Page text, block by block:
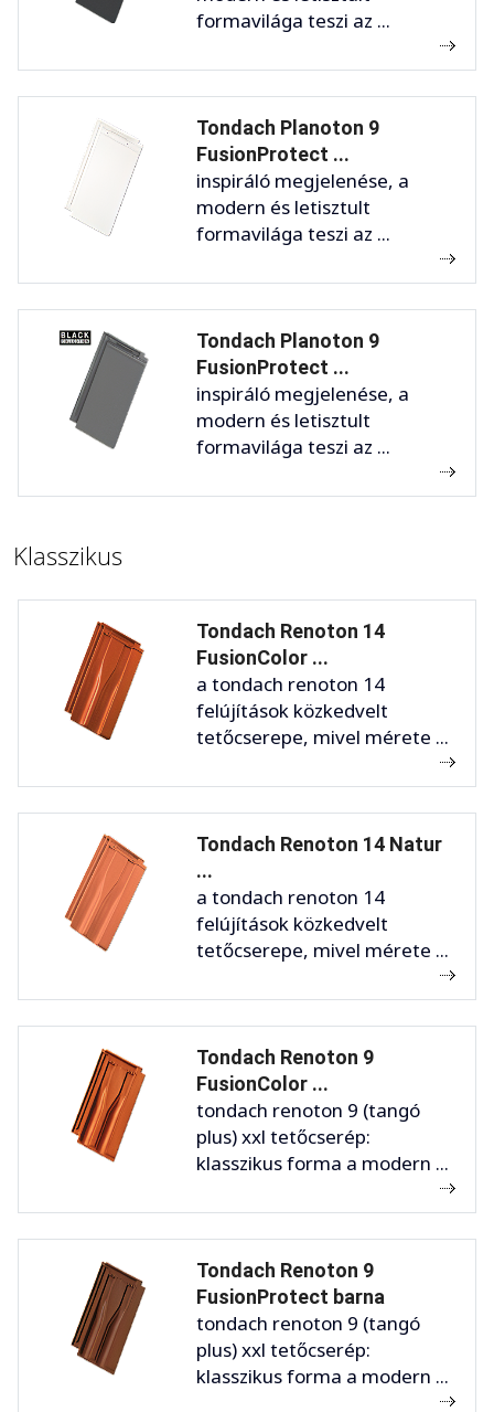
formavilága teszi az ...
Tondach Planoton 9
FusionProtect ...
inspiráló megjelenése, a
modern és letisztult
formavilága teszi az ...
Tondach Planoton 9
FusionProtect ...
inspiráló megjelenése, a
modern és letisztult
formavilága teszi az ...
Klasszikus
Tondach Renoton 14
FusionColor ...
a tondach renoton 14
felújítások közkedvelt
tetőcserepe, mivel mérete ...
Tondach Renoton 14 Natur
...
a tondach renoton 14
felújítások közkedvelt
tetőcserepe, mivel mérete ...
Tondach Renoton 9
FusionColor ...
tondach renoton 9 (tangó
plus) xxl tetőcserép:
klasszikus forma a modern ...
Tondach Renoton 9
FusionProtect barna
tondach renoton 9 (tangó
plus) xxl tetőcserép:
klasszikus forma a modern ...